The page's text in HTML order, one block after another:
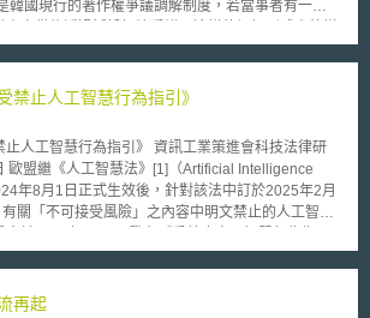
觀資料傳輸尚處於萌芽階段，因此電信管制者與系
年到期的政策極可能再延長三年至2012年。
，故此次修法適當的調整了著作權爭議調解制度。標
國著作權委員會的調解，此次修法賦予了韓國著作
質審查，這也讓著作權虛偽登錄或錯誤登錄的情況
權修法賦予了著作權委員會有依職權撤銷這些虛偽
共利益之目的，如基
編輯教科書而想利用已刊登的著作物等情形，可以
禁止人工智慧行為指引》
指引》 資訊工業策進會科技法律研
年8月1日正式生效後，針對該法中訂於2025年2月
關「不可接受風險」之內容中明文禁止的人工智慧
risk） 3. 有限風險，具
再起